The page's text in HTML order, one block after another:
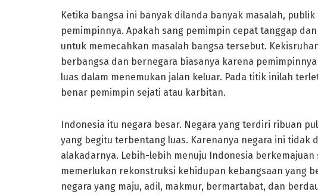
Ketika bangsa ini banyak dilanda banyak masalah,
pemimpinnya. Apakah sang pemimpin cepat tanggap
untuk memecahkan masalah bangsa tersebut.
berbangsa dan bernegara biasanya karena
luas dalam menemukan jalan keluar. Pada titik inilah
benar pemimpin sejati atau karbitan.
Indonesia itu negara besar. Negara yang terdiri ribuan
yang begitu terbentang luas. Karenanya negara ini tidak
alakadarnya. Lebih-lebih menuju Indonesia
memerlukan rekonstruksi kehidupan kebangsaan yang
negara yang maju, adil, makmur, bermartabat, dan